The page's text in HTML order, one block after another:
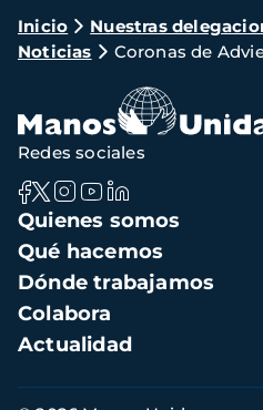
Ruta
de
navegación
Inicio Nuestras
Noticias
Coronas de
Navegación
principal
Quienes somos
Qué hacemos
Dónde trabajamos
Colabora
Actualidad
Redes sociales